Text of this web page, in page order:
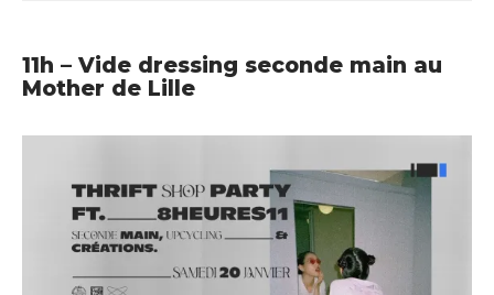
11h – Vide dressing seconde main au
Mother de Lille